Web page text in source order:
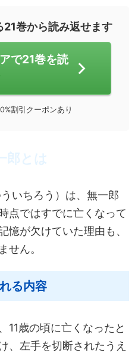
21巻から読み返せます
で21巻を読
割引クーポンあり
郎とは
いちろう）は、無一郎
点ではすでに亡くなって
憶が欠けていた理由も、
せん。
る内容
11歳の頃に亡くなったと
、左手を切断されたうえ